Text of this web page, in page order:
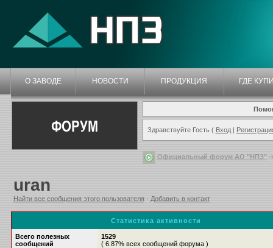
О ЗАВОДЕ НОВОСТИ ПРОДУКЦИЯ ГДЕ
ФОРУМ Здравствуйте Гость ( Вход|
Официальный форум АО "НПЗ"-
uran
Найти все сообщения этого пользователя· Добавить в контакт
Статистика активности
Всего полезных
сообщений
1529
( 6.87% всех сообщений форума )